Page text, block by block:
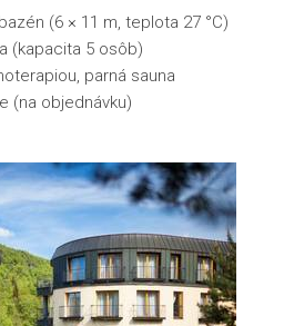
(6 × 11 m, teplota 27 °C)
(kapacita 5 osôb)
parná sauna
(na objednávku)